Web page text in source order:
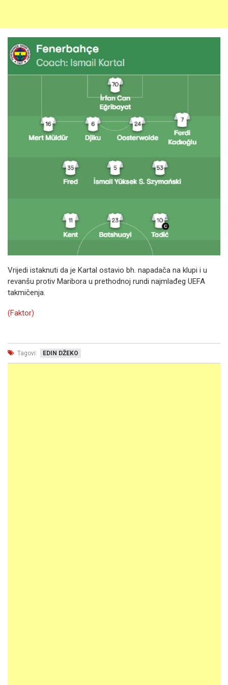
Vrijedi istaknuti da je Kartal ostavio bh. napadača na klupi i u
revanšu protiv Maribora u prethodnoj rundi najmlađeg UEFA
takmičenja.
(Faktor)
Tagovi: EDIN DŽEKO